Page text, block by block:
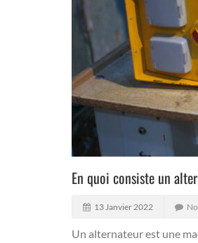
En quoi consiste un
13 Janvier 2022
Un alternateur est une